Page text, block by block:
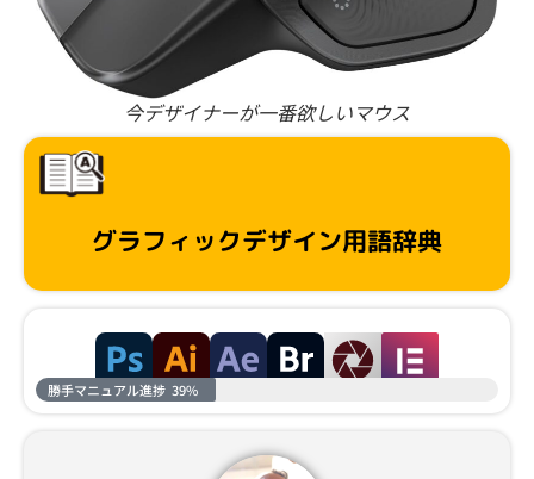
今デザイナーが一番欲しいマウス
グラフィックデザイン用語辞典
勝手マニュアル進捗 39%